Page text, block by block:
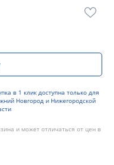
в 1 клик доступна только для
Новгород и Нижегородской
и может отличаться от цен в